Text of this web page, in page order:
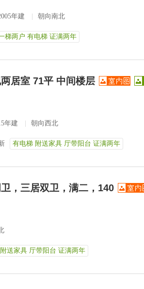
年建 朝向南北
梯两户 有电梯 证满两年
居室 71平 中间楼层
年建 朝向西北
有电梯 附送家具 厅带阳台 证满两年
，三居双卫，满二，140
送家具 厅带阳台 证满两年